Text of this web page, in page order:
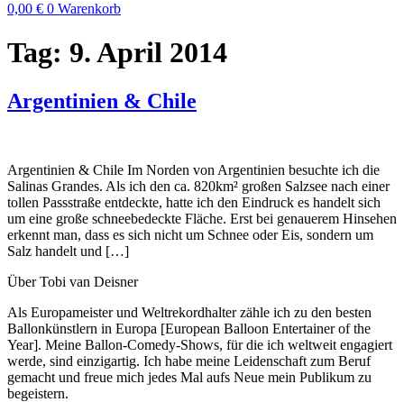
0,00 € 0 Warenkorb
Tag: 9. April 2014
Argentinien & Chile
Argentinien & Chile Im Norden von Argentinien besuchte ich die
Salinas Grandes. Als ich den ca. 820km² großen Salzsee nach einer
tollen Passstraße entdeckte, hatte ich den Eindruck es handelt sich
um eine große schneebedeckte Fläche. Erst bei genauerem Hinsehen
erkennt man, dass es sich nicht um Schnee oder Eis, sondern um
Salz handelt und […]
Über Tobi van Deisner
Als Europameister und Weltrekordhalter zähle ich zu den besten
Ballonkünstlern in Europa [European Balloon Entertainer of the
Year]. Meine Ballon-Comedy-Shows, für die ich weltweit engagiert
werde, sind einzigartig. Ich habe meine Leidenschaft zum Beruf
gemacht und freue mich jedes Mal aufs Neue mein Publikum zu
begeistern.